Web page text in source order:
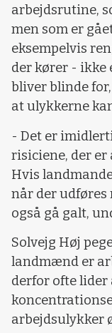
arbejdsrutine,
men som er
eksempelvis
der kører - ikke
bliver blinde
at ulykkerne
- Det er
risiciene, der er
Hvis
når der udføres
også gå galt,
Solvejg Høj
landmænd er
derfor ofte lider
arbejdsulykker